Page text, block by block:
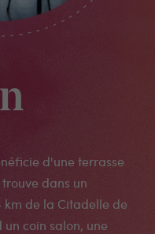
d'une terrasse
dans un
km de la Citadelle de
coin salon, une